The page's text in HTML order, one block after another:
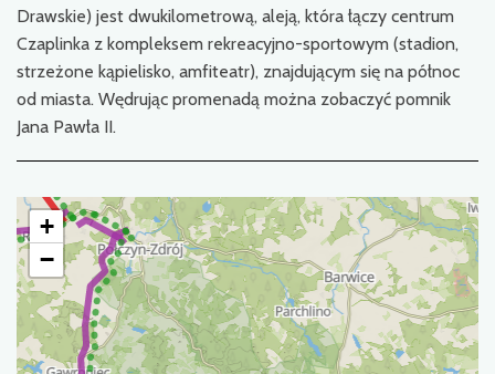
Drawskie) jest dwukilometrową, aleją, która łączy centrum
Czaplinka z kompleksem rekreacyjno-sportowym (stadion,
strzeżone kąpielisko, amfiteatr), znajdującym się na północ
od miasta. Wędrując promenadą można zobaczyć pomnik
Jana Pawła II.
+
−